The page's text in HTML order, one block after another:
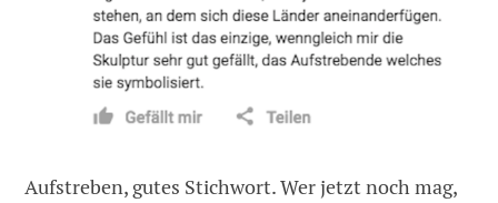
Aufstreben, gutes Stichwort. Wer jetzt noch mag,